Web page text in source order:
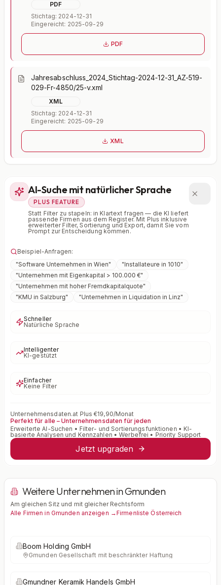
PDF
Stichtag: 2024-12-31
Eingereicht: 2025-09-29
PDF
Jahresabschluss_2024_Stichtag-2024-12-31_AZ-519-
029-Fr-4850/25-v.xml
XML
Stichtag: 2024-12-31
Eingereicht: 2025-09-29
XML
AI-Suche mit natürlicher Sprache
PLUS FEATURE
Statt Filter zu stapeln: in Klartext fragen — die KI liefert
passende Firmen aus dem Register. Mit Plus inklusive
erweiterter Filter, Sortierung und Export, damit Sie vom
Prompt zur Entscheidung kommen.
Beispiel-Anfragen:
"Software Unternehmen in Wien" "Installateure in 1010"
"Unternehmen mit Eigenkapital > 100.000 €"
"Unternehmen mit hoher Fremdkapitalquote"
"KMU in Salzburg" "Unternehmen in Liquidation in Linz"
Schneller
Natürliche Sprache
Intelligenter
KI-gestützt
Einfacher
Keine Filter
Unternehmensdaten.at Plus €19,90/Monat
Perfekt für alle – Unternehmensdaten für jeden
Erweiterte AI-Suchen • Filter- und Sortierungsfunktionen • KI-
basierte Analysen und Kennzahlen • Werbefrei • Priority Support
Jetzt upgraden
Weitere Unternehmen in Gmunden
Am gleichen Sitz und mit gleicher Rechtsform
Alle Firmen in Gmunden anzeigen →Firmenliste Österreich
Boom Holding GmbH
Gmunden·Gesellschaft mit beschränkter Haftung
Gmundner Keramik Handels GmbH